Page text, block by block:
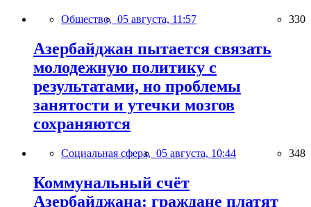
Общество, 05 августа, 11:57 330
Азербайджан пытается связать
молодежную политику с
результатами, но проблемы
занятости и утечки мозгов
сохраняются
Социальная сфера, 05 августа, 10:44 348
Коммунальный счёт
Азербайджана: граждане платят